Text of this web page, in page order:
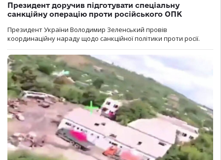
Президент доручив підготувати спеціальну
санкційну операцію проти російського ОПК
Президент України Володимир Зеленський провів
координаційну нараду щодо санкційної політики проти росії.